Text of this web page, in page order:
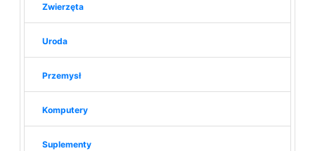
Zwierzęta
Uroda
Przemysł
Komputery
Suplementy